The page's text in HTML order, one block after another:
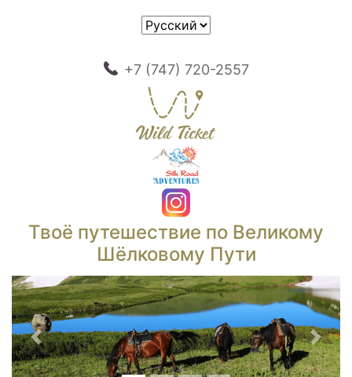
+7 (747) 720-2557
Твоё путешествие по Великому
Шёлковому Пути
Предыдущий